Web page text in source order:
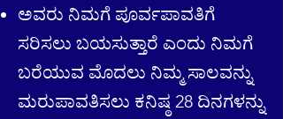
ಅವರು ನಿಮಗೆ ಪೂರ್ವಪಾವತಿಗೆ
ಸರಿಸಲು ಬಯಸುತ್ತಾರೆ ಎಂದು ನಿಮಗೆ
ಬರೆಯುವ ಮೊದಲು ನಿಮ್ಮ ಸಾಲವನ್ನು
ಮರುಪಾವತಿಸಲು ಕನಿಷ್ಠ 28 ದಿನಗಳನ್ನು